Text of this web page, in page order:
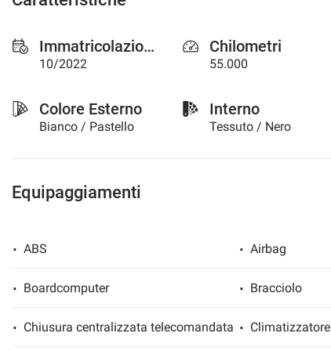
Immatricolazione
10/2022
Chilometri
55.000
Colore Esterno
Bianco / Pastello
Interno
Tessuto / Nero
Equipaggiamenti
ABS Airbag
Boardcomputer Bracciolo
Chiusura centralizzata telecomandata Climatizzatore
di
tracciamento
alla
cookie
Puoi
e
modificare
scelte
qualsiasi
momento.